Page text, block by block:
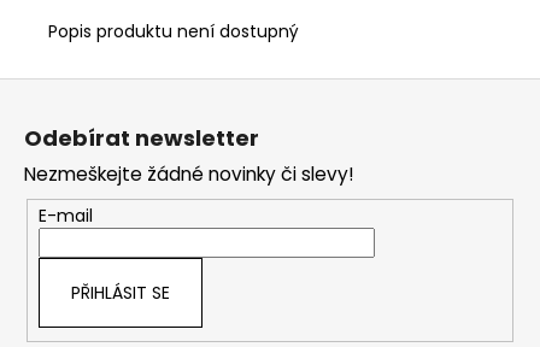
Popis produktu není dostupný
Z
Odebírat newsletter
Nezmeškejte žádné novinky či slevy!
E-mail
PŘIHLÁSIT SE